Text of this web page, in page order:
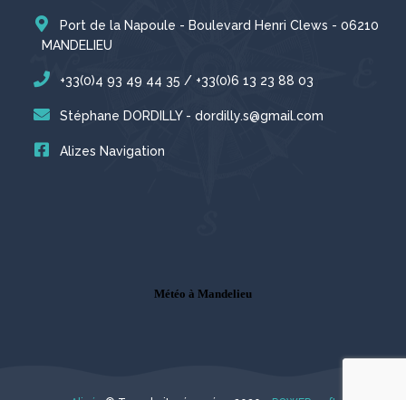
Port de la Napoule - Boulevard Henri Clews - 06210
MANDELIEU
+33(0)4 93 49 44 35 / +33(0)6 13 23 88 03
Stéphane DORDILLY - dordilly.s@gmail.com
Alizes Navigation
Météo à Mandelieu